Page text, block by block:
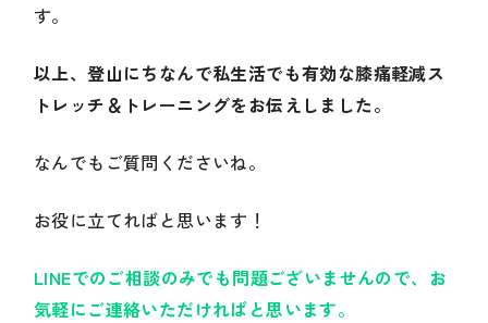
す。
以上、登山にちなんで私生活でも有効な膝痛軽減ス
トレッチ＆トレーニングをお伝えしました。
なんでもご質問くださいね。
お役に立てればと思います！
LINEでのご相談のみでも問題ございませんので、お
気軽にご連絡いただければと思います。